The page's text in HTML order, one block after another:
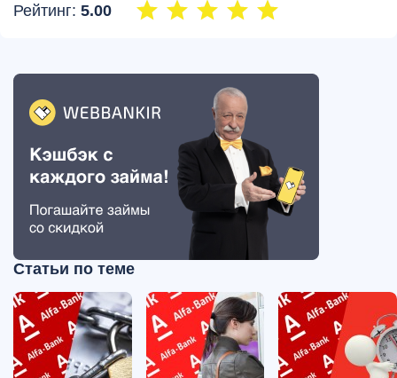
Рейтинг: 5.00
Статьи по теме